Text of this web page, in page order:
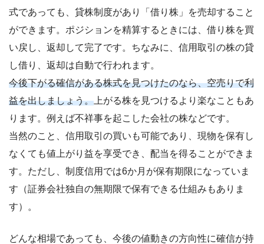
式であっても、貸株制度があり「借り株」を売却すること
ができます。ポジションを精算するときには、借り株を買
い戻し、返却して完了です。ちなみに、信用取引の株の貸
し借り、返却は自動で行われます。
今後下がる確信がある株式を見つけたのなら、空売りで利
益を出しましょう。 上がる株を見つけるより楽なこともあ
ります。例えば不祥事を起こした会社の株などです。
当然のこと、信用取引の買いも可能であり、現物を保有し
なくても値上がり益を享受でき、配当を得ることができま
す。ただし、制度信用では6か月が保有期限になっていま
す（証券会社独自の無期限で保有できる仕組みもありま
す）。
どんな相場であっても、今後の値動きの方向性に確信が持